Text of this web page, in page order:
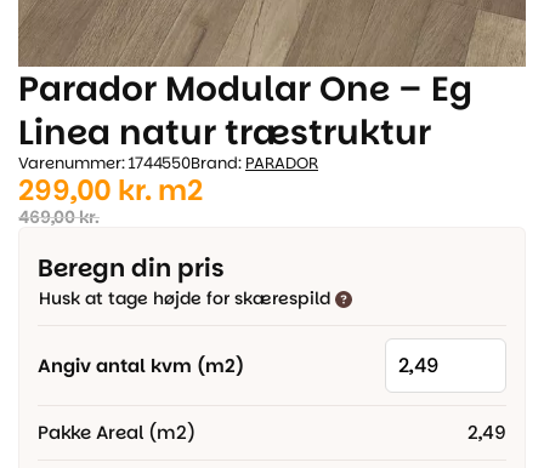
Parador Modular One – Eg
Linea natur træstruktur
Varenummer: 1744550Brand: PARADOR
469,00kr.
Den
oprindelige
pris
var:
299,00 kr.
Den
aktuelle
pris
er:
m2
Beregn din pris
Husk at tage højde for skærespild
Angiv antal kvm (m2)
Pakke Areal (m2) 2,49